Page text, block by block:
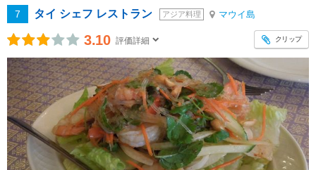
7 タイ シェフ レストラン アジア料理 マウイ島
3.10 評価詳細 クリップ